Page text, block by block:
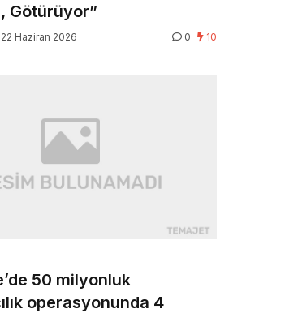
Götürüyor”
22 Haziran 2026 0 10
50 milyonluk
operasyonunda 4